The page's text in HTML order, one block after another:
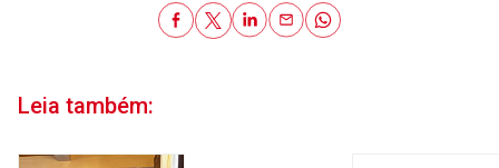
Leia também: